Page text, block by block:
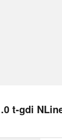
t-gdi